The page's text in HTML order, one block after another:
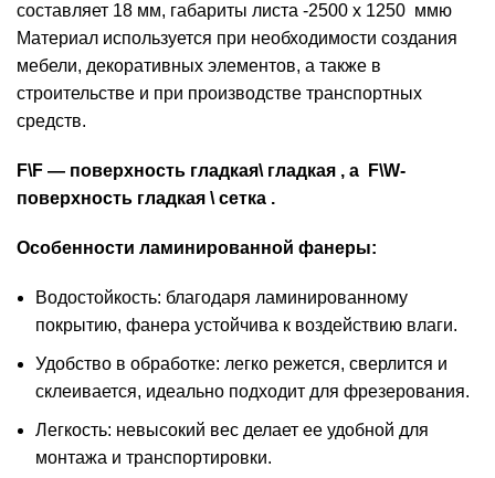
составляет 18 мм, габариты листа -2500 х 1250 ммю
Материал используется при необходимости создания
мебели, декоративных элементов, а также в
строительстве и при производстве транспортных
средств.
F\F — поверхность гладкая\ гладкая , а F\W-
поверхность гладкая \ сетка .
Особенности ламинированной фанеры:
Водостойкость: благодаря ламинированному
покрытию, фанера устойчива к воздействию влаги.
Удобство в обработке: легко режется, сверлится и
склеивается, идеально подходит для фрезерования.
Легкость: невысокий вес делает ее удобной для
монтажа и транспортировки.